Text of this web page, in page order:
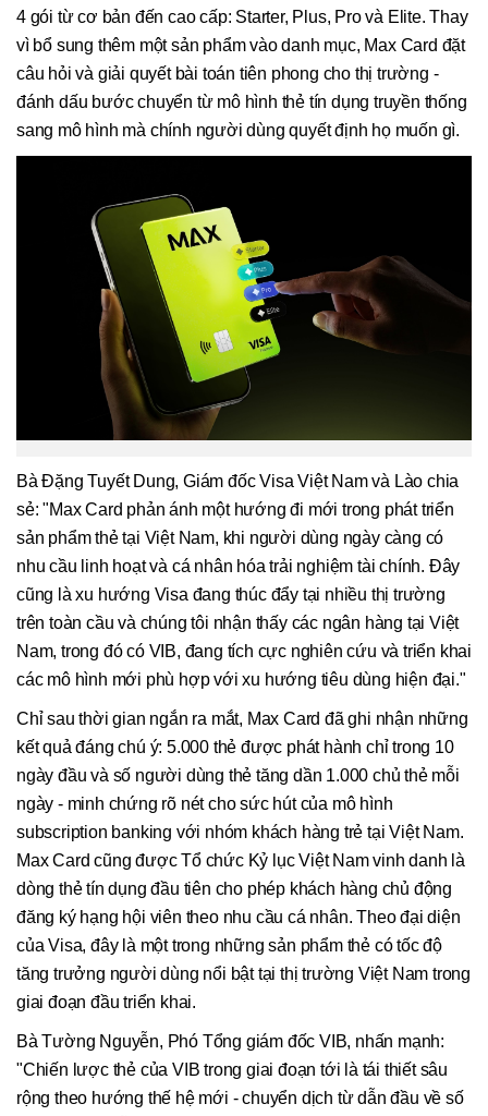
4 gói từ cơ bản đến cao cấp: Starter, Plus, Pro và Elite. Thay
vì bổ sung thêm một sản phẩm vào danh mục, Max Card đặt
câu hỏi và giải quyết bài toán tiên phong cho thị trường -
đánh dấu bước chuyển từ mô hình thẻ tín dụng truyền thống
sang mô hình mà chính người dùng quyết định họ muốn gì.
Bà Đặng Tuyết Dung, Giám đốc Visa Việt Nam và Lào chia
sẻ: "Max Card phản ánh một hướng đi mới trong phát triển
sản phẩm thẻ tại Việt Nam, khi người dùng ngày càng có
nhu cầu linh hoạt và cá nhân hóa trải nghiệm tài chính. Đây
cũng là xu hướng Visa đang thúc đẩy tại nhiều thị trường
trên toàn cầu và chúng tôi nhận thấy các ngân hàng tại Việt
Nam, trong đó có VIB, đang tích cực nghiên cứu và triển khai
các mô hình mới phù hợp với xu hướng tiêu dùng hiện đại."
Chỉ sau thời gian ngắn ra mắt, Max Card đã ghi nhận những
kết quả đáng chú ý: 5.000 thẻ được phát hành chỉ trong 10
ngày đầu và số người dùng thẻ tăng dần 1.000 chủ thẻ mỗi
ngày - minh chứng rõ nét cho sức hút của mô hình
subscription banking với nhóm khách hàng trẻ tại Việt Nam.
Max Card cũng được Tổ chức Kỷ lục Việt Nam vinh danh là
dòng thẻ tín dụng đầu tiên cho phép khách hàng chủ động
đăng ký hạng hội viên theo nhu cầu cá nhân. Theo đại diện
của Visa, đây là một trong những sản phẩm thẻ có tốc độ
tăng trưởng người dùng nổi bật tại thị trường Việt Nam trong
giai đoạn đầu triển khai.
Bà Tường Nguyễn, Phó Tổng giám đốc VIB, nhấn mạnh:
"Chiến lược thẻ của VIB trong giai đoạn tới là tái thiết sâu
rộng theo hướng thế hệ mới - chuyển dịch từ dẫn đầu về số